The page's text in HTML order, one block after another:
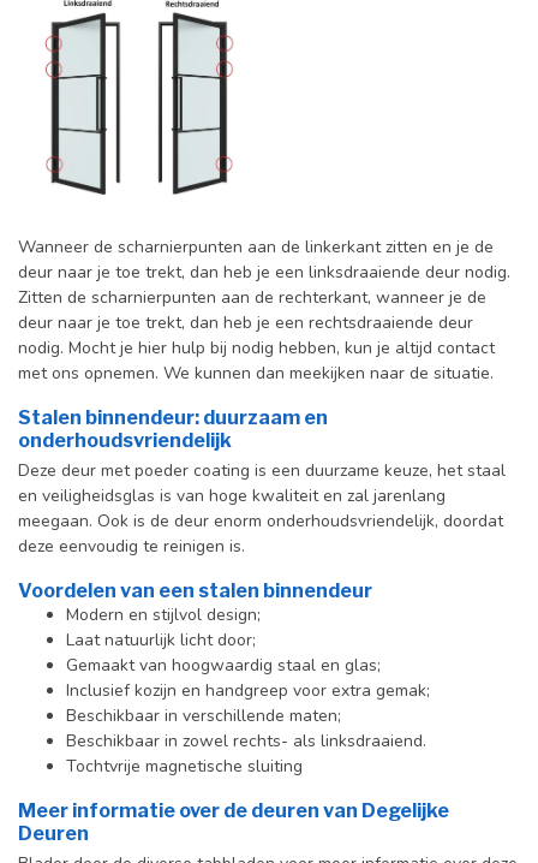
Wanneer de scharnierpunten aan de linkerkant zitten en je de
deur naar je toe trekt, dan heb je een linksdraaiende deur nodig.
Zitten de scharnierpunten aan de rechterkant, wanneer je de
deur naar je toe trekt, dan heb je een rechtsdraaiende deur
nodig. Mocht je hier hulp bij nodig hebben, kun je altijd contact
met ons opnemen. We kunnen dan meekijken naar de situatie.
Stalen binnendeur: duurzaam en
onderhoudsvriendelijk
Deze deur met poeder coating is een duurzame keuze, het staal
en veiligheidsglas is van hoge kwaliteit en zal jarenlang
meegaan. Ook is de deur enorm onderhoudsvriendelijk, doordat
deze eenvoudig te reinigen is.
Voordelen van een stalen binnendeur
Modern en stijlvol design;
Laat natuurlijk licht door;
Gemaakt van hoogwaardig staal en glas;
Inclusief kozijn en handgreep voor extra gemak;
Beschikbaar in verschillende maten;
Beschikbaar in zowel rechts- als linksdraaiend.
Tochtvrije magnetische sluiting
Meer informatie over de deuren van Degelijke
Deuren